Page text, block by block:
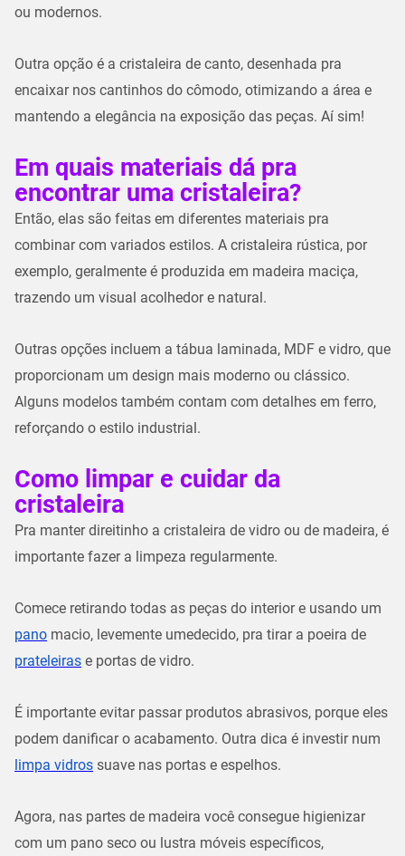
ou modernos.
Outra opção é a cristaleira de canto, desenhada pra
encaixar nos cantinhos do cômodo, otimizando a área e
mantendo a elegância na exposição das peças. Aí sim!
Em quais materiais dá pra
encontrar uma cristaleira?
Então, elas são feitas em diferentes materiais pra
combinar com variados estilos. A cristaleira rústica, por
exemplo, geralmente é produzida em madeira maciça,
trazendo um visual acolhedor e natural.
Outras opções incluem a tábua laminada, MDF e vidro, que
proporcionam um design mais moderno ou clássico.
Alguns modelos também contam com detalhes em ferro,
reforçando o estilo industrial.
Como limpar e cuidar da
cristaleira
Pra manter direitinho a cristaleira de vidro ou de madeira, é
importante fazer a limpeza regularmente.
Comece retirando todas as peças do interior e usando um
pano macio, levemente umedecido, pra tirar a poeira de
prateleiras e portas de vidro.
É importante evitar passar produtos abrasivos, porque eles
podem danificar o acabamento. Outra dica é investir num
limpa vidros suave nas portas e espelhos.
Agora, nas partes de madeira você consegue higienizar
com um pano seco ou lustra móveis específicos,